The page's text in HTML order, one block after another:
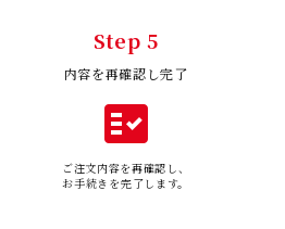
Step 5
内容を再確認し完了
fact_check
ご注文内容を再確認し、
お手続きを完了します。